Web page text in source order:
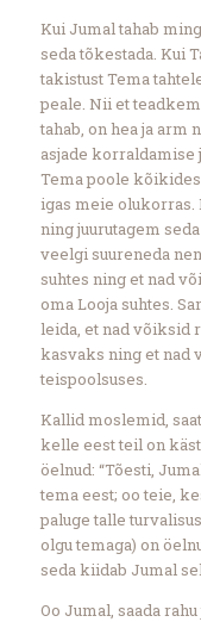
Kui Jumal tahab
seda tõkestada. Kui
takistust Tema
peale. Nii et
tahab, on hea ja arm
asjade korraldamise
Tema poole
igas meie olukorras.
ning juurutagem
veelgi suureneda
suhtes ning et nad
oma Looja suhtes.
leida, et nad võiksid
kasvaks ning et nad
teispoolsuses.
Kallid moslemid,
kelle eest teil on
öelnud: “Tõesti,
tema eest; oo teie,
paluge talle
olgu temaga) on
seda kiidab Jumal
Oo Jumal, saada